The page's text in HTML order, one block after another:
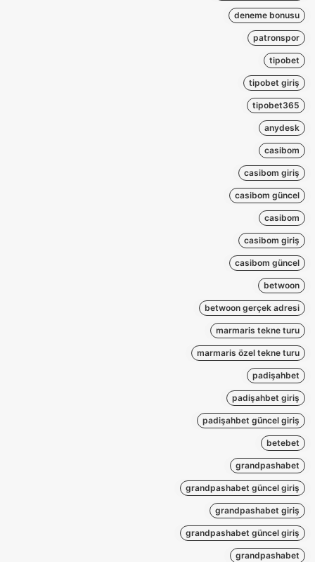
deneme bonusu
patronspor
tipobet
tipobet giriş
tipobet365
anydesk
casibom
casibom giriş
casibom güncel
casibom
casibom giriş
casibom güncel
betwoon
betwoon gerçek adresi
marmaris tekne turu
marmaris özel tekne turu
padişahbet
padişahbet giriş
padişahbet güncel giriş
betebet
grandpashabet
grandpashabet güncel giriş
grandpashabet giriş
grandpashabet güncel giriş
grandpashabet